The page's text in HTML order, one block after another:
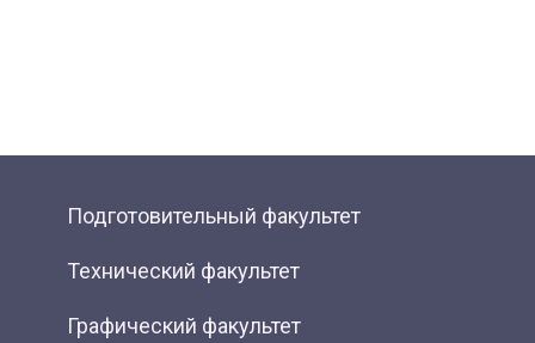
Подготовительный факультет
Технический факультет
Графический факультет